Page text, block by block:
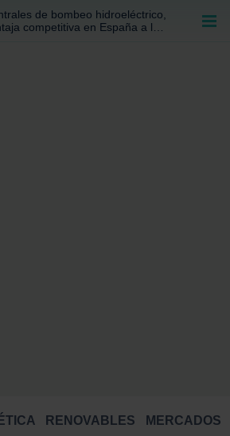
de bombeo hidroeléctrico,
competitiva en España a la
RENOVABLES MERCADOS